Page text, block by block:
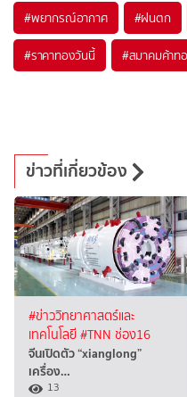
#พยากรณ์อากาศ #ฝนตก
#ราคาทองวันนี้ #สมาคมค้าท
ข่าวที่เกี่ยวข้อง
#ข่าววิทยาศาสตร์และ
เทคโนโลยี#TNN ช่อง16
จีนเปิดตัว “xianglong”
เครื่อง…
13